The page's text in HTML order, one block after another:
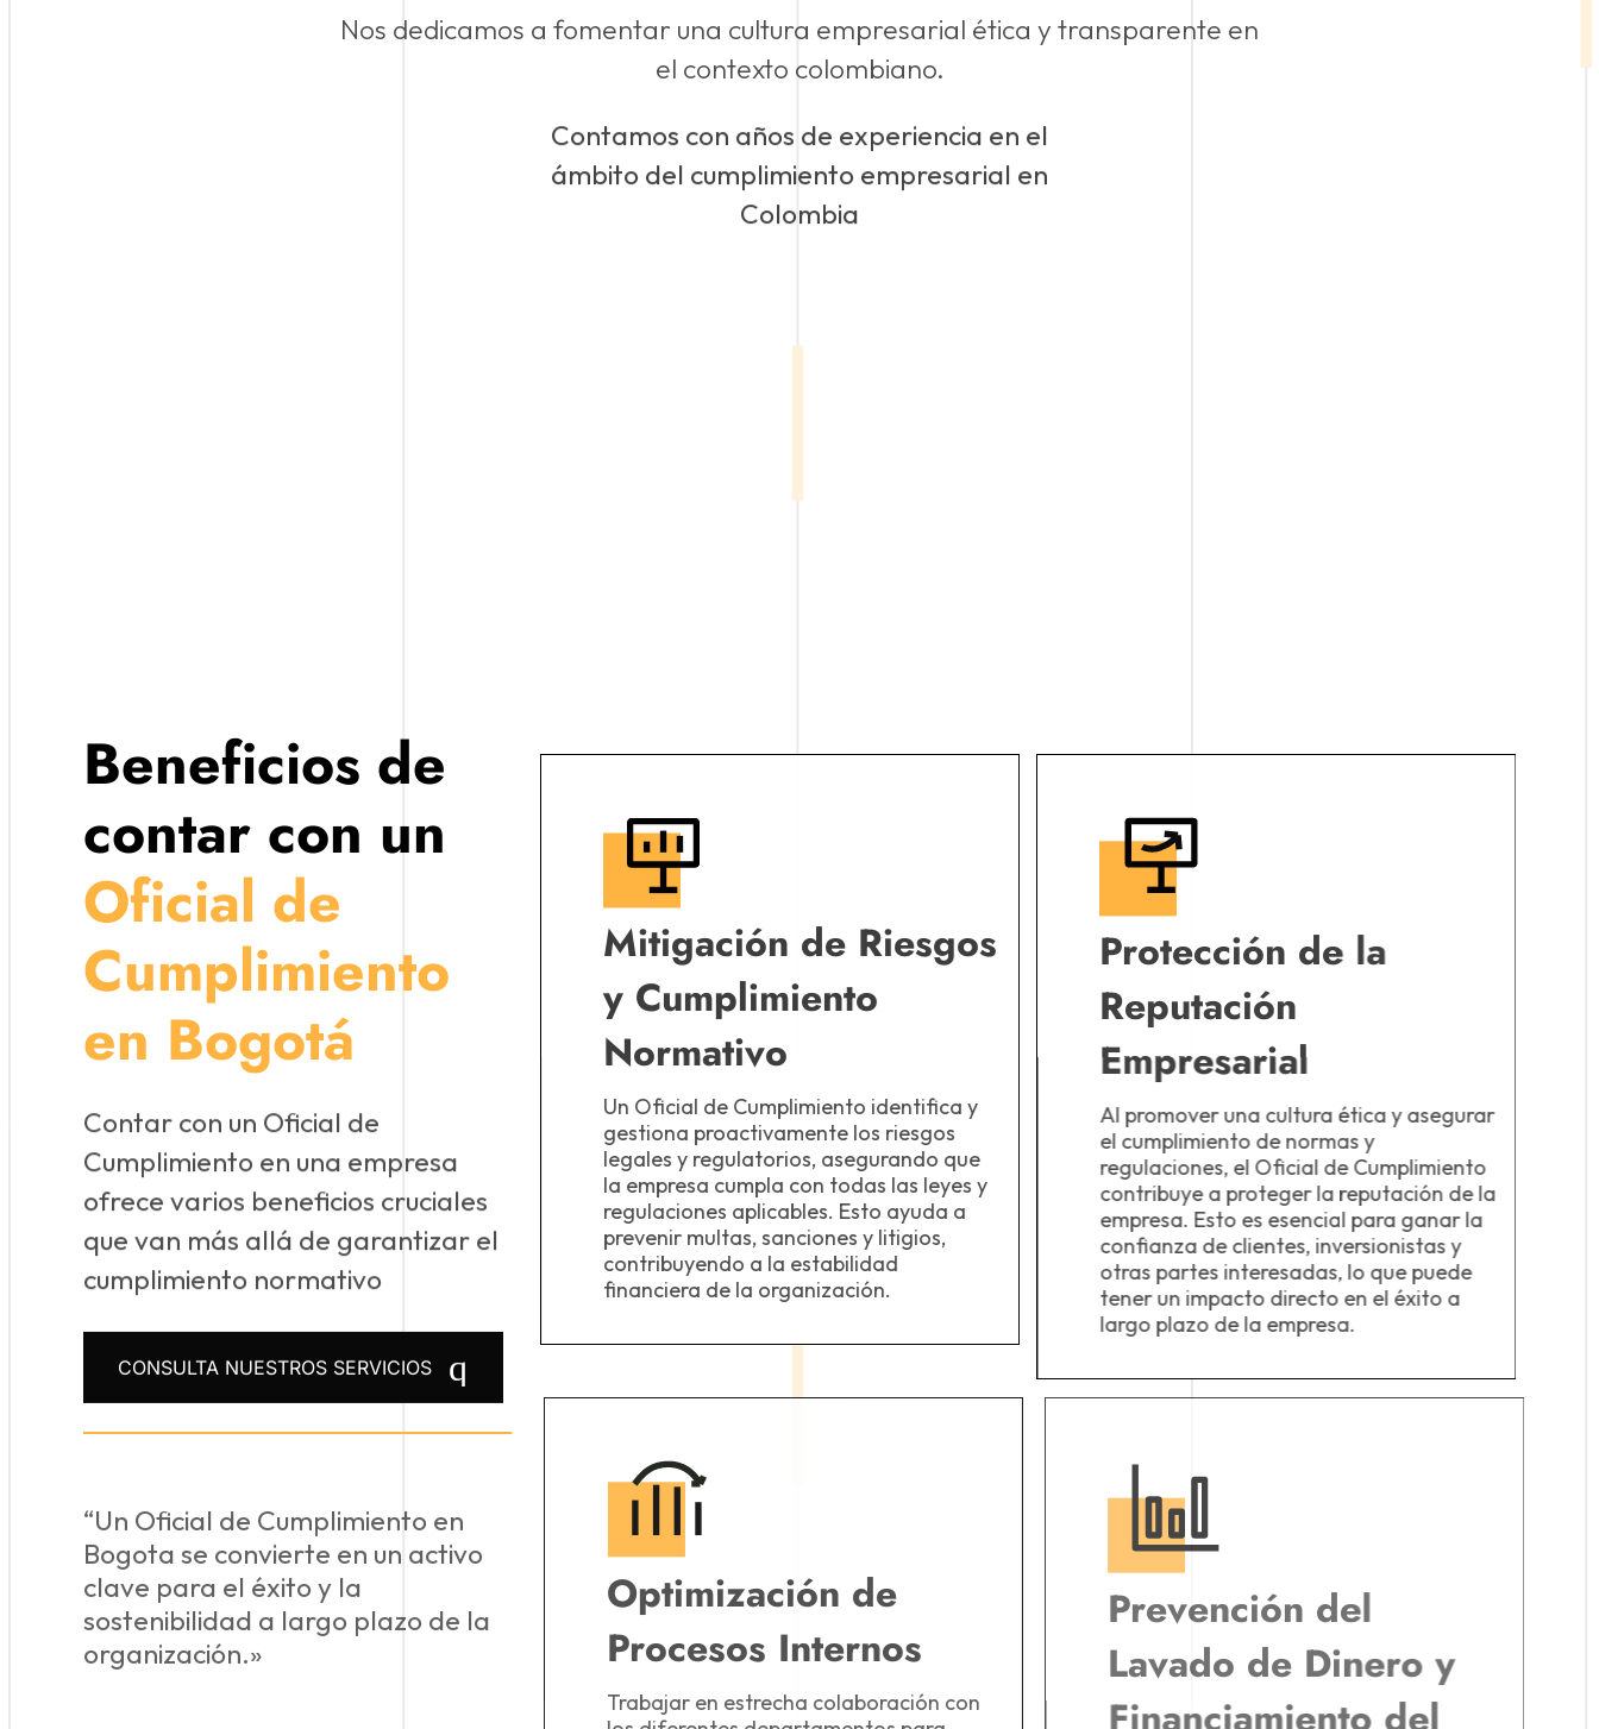
Nos dedicamos a fomentar una cultura empresarial ética y transparente en
el contexto colombiano.
Contamos con años de experiencia en el
ámbito del cumplimiento empresarial en
Colombia
Beneficios de
contar con un
Oficial de
Cumplimiento
en Bogotá
Contar con un Oficial de
Cumplimiento en una empresa
ofrece varios beneficios cruciales
que van más allá de garantizar el
cumplimiento normativo
CONSULTA NUESTROS SERVICIOS
“Un Oficial de Cumplimiento en
Bogota se convierte en un activo
clave para el éxito y la
sostenibilidad a largo plazo de la
organización.»
Mitigación de Riesgos
y Cumplimiento
Normativo
Un Oficial de Cumplimiento identifica y
gestiona proactivamente los riesgos
legales y regulatorios, asegurando que
la empresa cumpla con todas las leyes y
regulaciones aplicables. Esto ayuda a
prevenir multas, sanciones y litigios,
contribuyendo a la estabilidad
financiera de la organización.
Protección de la
Reputación
Empresarial
Al promover una cultura ética y asegurar
el cumplimiento de normas y
regulaciones, el Oficial de Cumplimiento
contribuye a proteger la reputación de la
empresa. Esto es esencial para ganar la
confianza de clientes, inversionistas y
otras partes interesadas, lo que puede
tener un impacto directo en el éxito a
largo plazo de la empresa.
Optimización de
Procesos Internos
Trabajar en estrecha colaboración con
Prevención del
Lavado de Dinero y
Financiamiento del